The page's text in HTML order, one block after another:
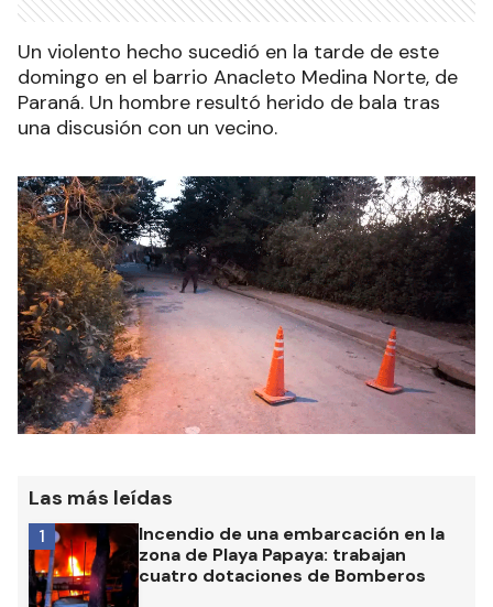
Un violento hecho sucedió en la tarde de este
domingo en el barrio Anacleto Medina Norte, de
Paraná. Un hombre resultó herido de bala tras
una discusión con un vecino.
Las más leídas
Incendio de una embarcación en la
zona de Playa Papaya: trabajan
cuatro dotaciones de Bomberos
1